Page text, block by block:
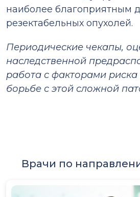
наиболее благоприятным
резектабельных опухолей.
Периодические чекапы,
наследственной
работа с факторами риска
борьбе с этой сложной
Врачи по